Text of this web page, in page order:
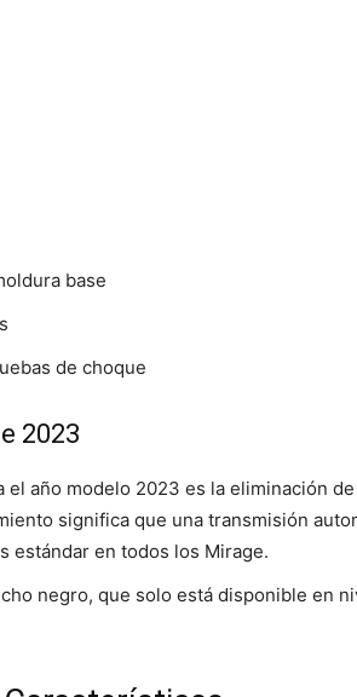
base
de choque
2023
el año modelo 2023 es la eliminación
significa que una transmisión
estándar en todos los Mirage.
negro, que solo está disponible en